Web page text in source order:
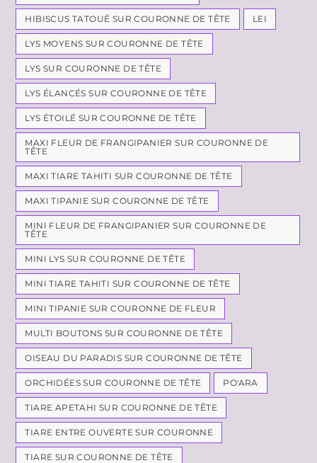
HIBISCUS TATOUÉ SUR COURONNE DE TÊTE LEI
LYS MOYENS SUR COURONNE DE TÊTE
LYS SUR COURONNE DE TÊTE
LYS ÉLANCÉS SUR COURONNE DE TÊTE
LYS ÉTOILÉ SUR COURONNE DE TÊTE
MAXI FLEUR DE FRANGIPANIER SUR COURONNE DE
TÊTE
MAXI TIARE TAHITI SUR COURONNE DE TÊTE
MAXI TIPANIE SUR COURONNE DE TÊTE
MINI FLEUR DE FRANGIPANIER SUR COURONNE DE
TÊTE
MINI LYS SUR COURONNE DE TÊTE
MINI TIARE TAHITI SUR COURONNE DE TÊTE
MINI TIPANIE SUR COURONNE DE FLEUR
MULTI BOUTONS SUR COURONNE DE TÊTE
OISEAU DU PARADIS SUR COURONNE DE TÊTE
ORCHIDÉES SUR COURONNE DE TÊTE PO'ARA
TIARE APETAHI SUR COURONNE DE TÊTE
TIARE ENTRE OUVERTE SUR COURONNE
TIARE SUR COURONNE DE TÊTE